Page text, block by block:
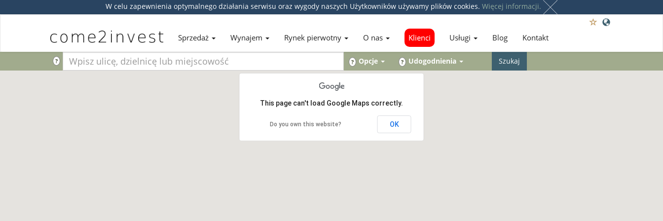
W celu zapewnienia optymalnego działania serwisu oraz wygody naszych Użytkowników używamy plików cookies. Więcej informacji.
Sprzedaż Wynajem Rynek pierwotny O nas Klienci Usługi Blog Kontakt
? ? Opcje ? Udogodnienia Szukaj
This page can't load Google Maps correctly.
Do you own this website? OK